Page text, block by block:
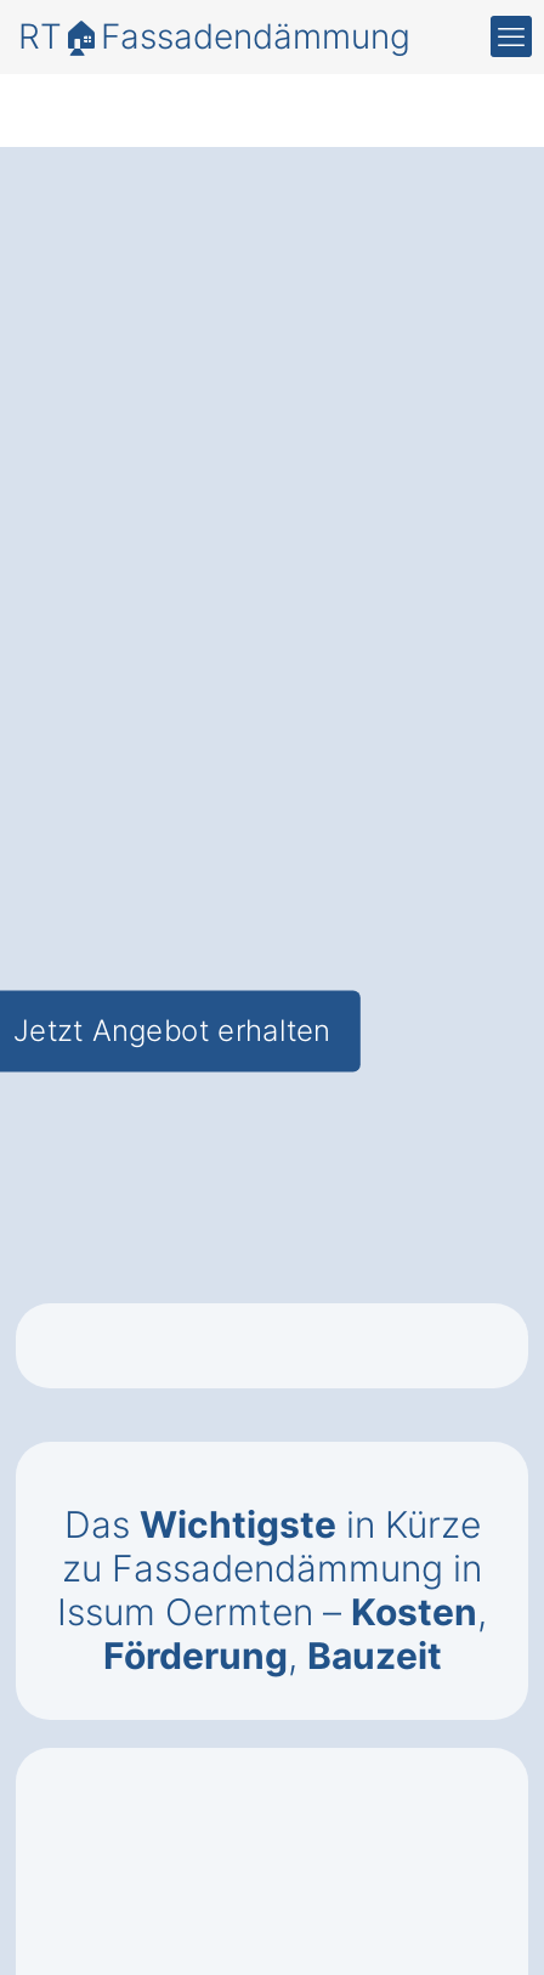
RT🏠Fassadendämmung
Jetzt Angebot erhalten
Das Wichtigste in Kürze
zu Fassadendämmung in
Issum Oermten – Kosten,
Förderung, Bauzeit